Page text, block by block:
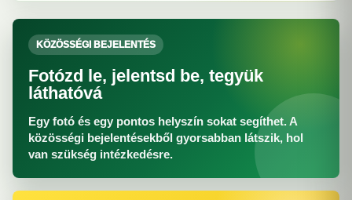
KÖZÖSSÉGI BEJELENTÉS
Fotózd le, jelentsd be, tegyük
láthatóvá
Egy fotó és egy pontos helyszín sokat segíthet. A
közösségi bejelentésekből gyorsabban látszik, hol
van szükség intézkedésre.